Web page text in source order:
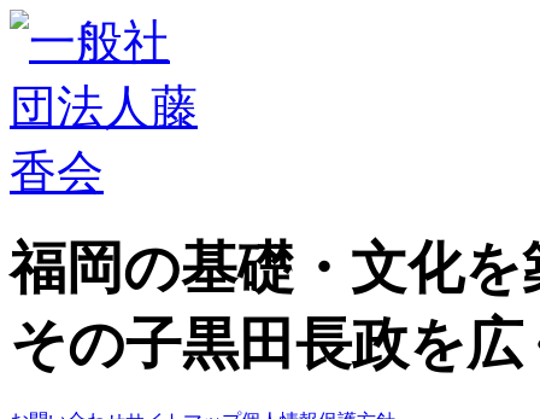
福岡の基礎・文化
その子黒田長政を